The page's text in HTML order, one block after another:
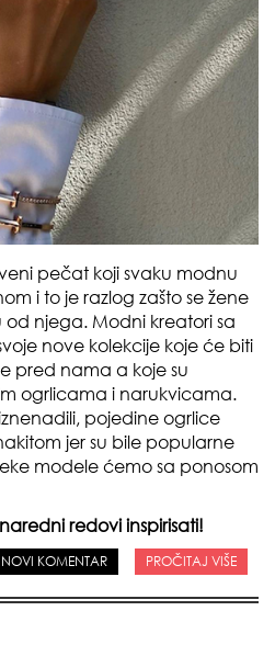
pečat koji svaku modnu
i to je razlog zašto se žene
njega. Modni kreatori sa
nove kolekcije koje će biti
pred nama a koje su
ogrlicama i narukvicama.
pojedine ogrlice
jer su bile popularne
modele ćemo sa ponosom
redovi inspirisati!
KOMENTAR PROČITAJ VIŠE